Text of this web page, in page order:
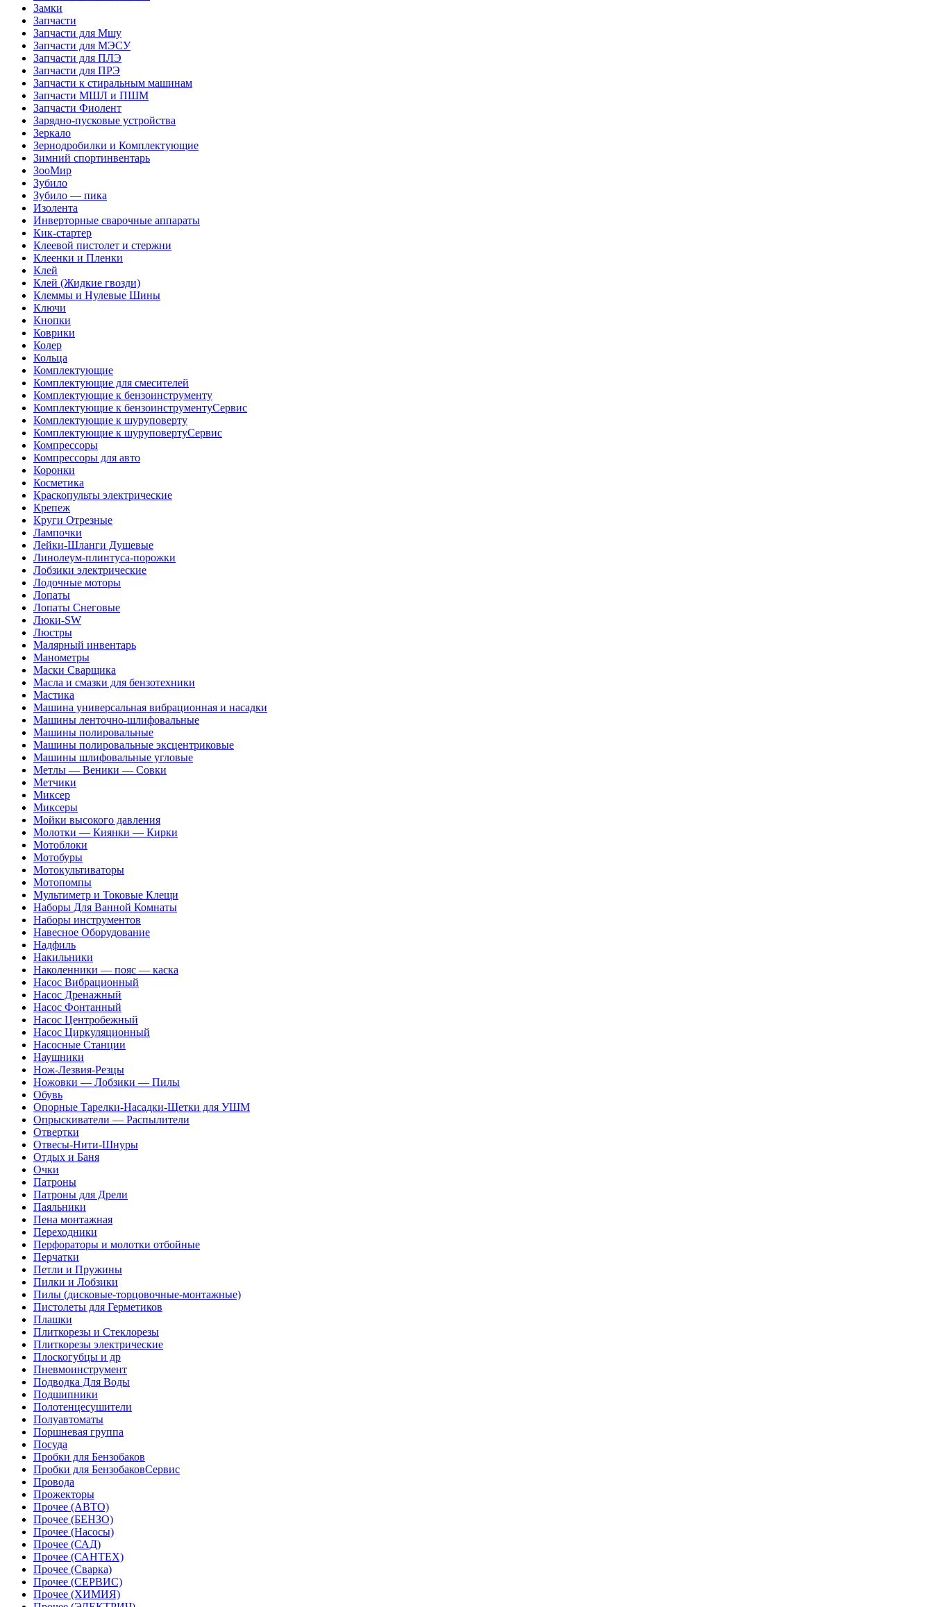
Замки
Запчасти
Запчасти для Мшу
Запчасти для МЭСУ
Запчасти для ПЛЭ
Запчасти для ПРЭ
Запчасти к стиральным машинам
Запчасти МШЛ и ПШМ
Запчасти Фиолент
Зарядно-пусковые устройства
Зеркало
Зернодробилки и Комплектующие
Зимний спортинвентарь
ЗооМир
Зубило
Зубило — пика
Изолента
Инверторные сварочные аппараты
Кик-стартер
Клеевой пистолет и стержни
Клеенки и Пленки
Клей
Клей (Жидкие гвозди)
Клеммы и Нулевые Шины
Ключи
Кнопки
Коврики
Колер
Кольца
Комплектующие
Комплектующие для смесителей
Комплектующие к бензоинструменту
Комплектующие к бензоинструментуСервис
Комплектующие к шуруповерту
Комплектующие к шуруповертуСервис
Компрессоры
Компрессоры для авто
Коронки
Косметика
Краскопульты электрические
Крепеж
Круги Отрезные
Лампочки
Лейки-Шланги Душевые
Линолеум-плинтуса-порожки
Лобзики электрические
Лодочные моторы
Лопаты
Лопаты Снеговые
Люки-SW
Люстры
Малярный инвентарь
Манометры
Маски Сварщика
Масла и смазки для бензотехники
Мастика
Машина универсальная вибрационная и насадки
Машины ленточно-шлифовальные
Машины полировальные
Машины полировальные эксцентриковые
Машины шлифовальные угловые
Метлы — Веники — Совки
Метчики
Миксер
Миксеры
Мойки высокого давления
Молотки — Киянки — Кирки
Мотоблоки
Мотобуры
Мотокультиваторы
Мотопомпы
Мультиметр и Токовые Клещи
Наборы Для Ванной Комнаты
Наборы инструментов
Навесное Оборудование
Надфиль
Накильники
Наколенники — пояс — каска
Насос Вибрационный
Насос Дренажный
Насос Фонтанный
Насос Центробежный
Насос Циркуляционный
Насосные Станции
Наушники
Нож-Лезвия-Резцы
Ножовки — Лобзики — Пилы
Обувь
Опорные Тарелки-Насадки-Щетки для УШМ
Опрыскиватели — Распылители
Отвертки
Отвесы-Нити-Шнуры
Отдых и Баня
Очки
Патроны
Патроны для Дрели
Паяльники
Пена монтажная
Переходники
Перфораторы и молотки отбойные
Перчатки
Петли и Пружины
Пилки и Лобзики
Пилы (дисковые-торцовочные-монтажные)
Пистолеты для Герметиков
Плашки
Плиткорезы и Стеклорезы
Плиткорезы электрические
Плоскогубцы и др
Пневмоинструмент
Подводка Для Воды
Подшипники
Полотенцесушители
Полуавтоматы
Поршневая группа
Посуда
Пробки для Бензобаков
Пробки для БензобаковСервис
Провода
Прожекторы
Прочее (АВТО)
Прочее (БЕНЗО)
Прочее (Насосы)
Прочее (САД)
Прочее (САНТЕХ)
Прочее (Сварка)
Прочее (СЕРВИС)
Прочее (ХИМИЯ)